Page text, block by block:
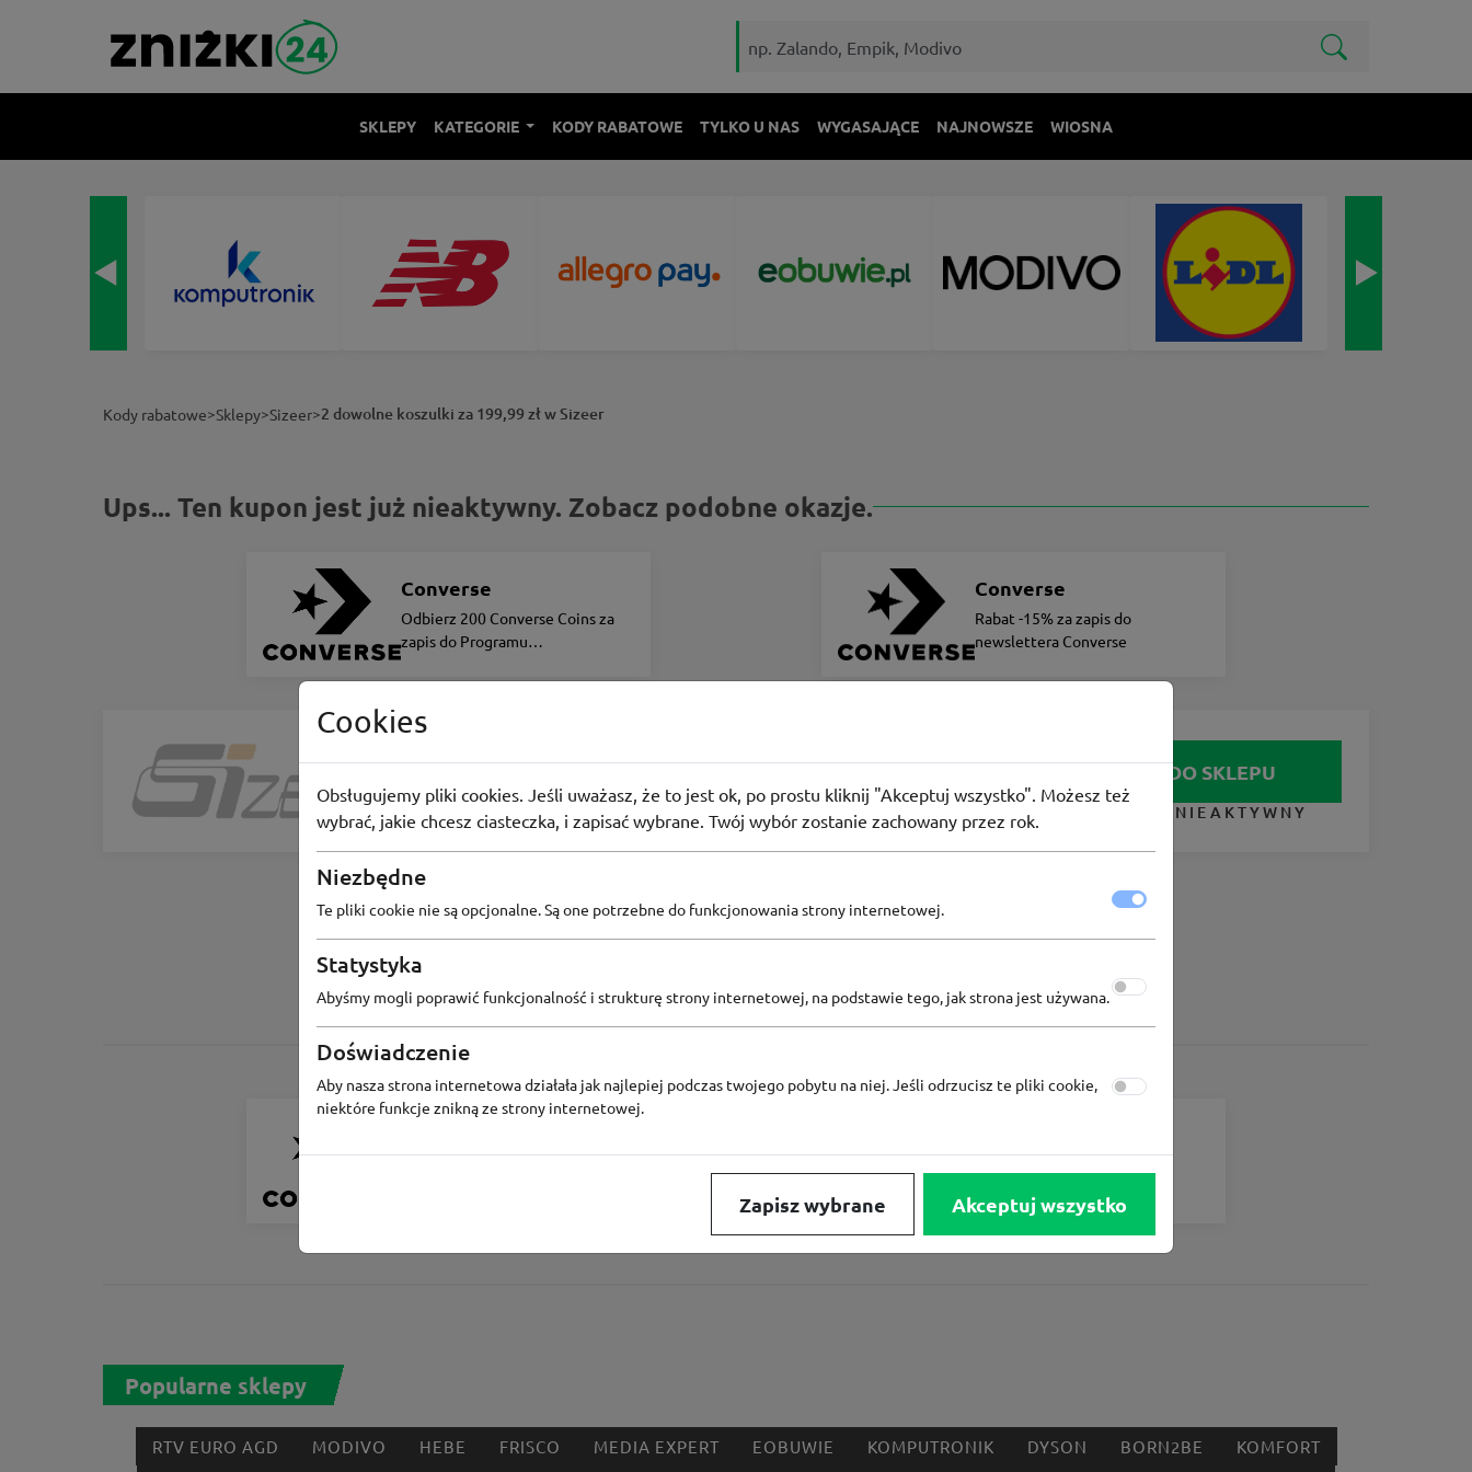
SKLEPY KATEGORIE KODY RABATOWE TYLKO U NAS WYGASAJĄCE NAJNOWSZE WIOSNA
Kody rabatowe>Sklepy>Sizeer>2 dowolne koszulki za 199,99 zł w Sizeer
Ups... Ten kupon jest już nieaktywny. Zobacz podobne okazje.
Converse
Odbierz 200 Converse Coins za
zapis do Programu
Lojalnościowego
Converse
Rabat -15% za zapis do
newslettera Converse
72osoby użyły PROMO
IDŹ DO SKLEPU
KUPON NIEAKTYWNY
Zobacz inne
Popularne sklepy
RTV EURO AGD MODIVO HEBE FRISCO MEDIA EXPERT EOBUWIE KOMPUTRONIK DYSON BORN2BE KOMFORT
Cookies
Obsługujemy pliki cookies. Jeśli uważasz, że to jest ok, po prostu kliknij "Akceptuj wszystko". Możesz też
wybrać, jakie chcesz ciasteczka, i zapisać wybrane. Twój wybór zostanie zachowany przez rok.
Niezbędne
Te pliki cookie nie są opcjonalne. Są one potrzebne do funkcjonowania strony internetowej.
Statystyka
Abyśmy mogli poprawić funkcjonalność i strukturę strony internetowej, na podstawie tego, jak strona jest używana.
Doświadczenie
Aby nasza strona internetowa działała jak najlepiej podczas twojego pobytu na niej. Jeśli odrzucisz te pliki cookie,
niektóre funkcje znikną ze strony internetowej.
Zapisz wybrane Akceptuj wszystko